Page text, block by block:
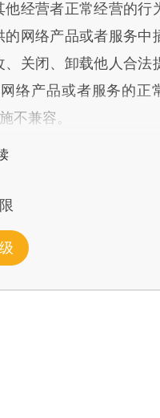
经营者正常经营的行
网络产品或者服务中
关闭、卸载他人合法
络产品或者服务的正
不兼容。